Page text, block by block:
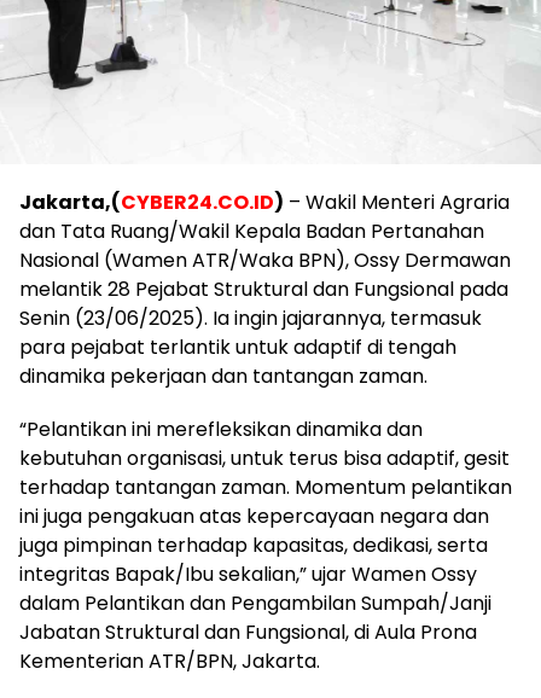
Jakarta,(CYBER24.CO.ID) – Wakil Menteri Agraria
dan Tata Ruang/Wakil Kepala Badan Pertanahan
Nasional (Wamen ATR/Waka BPN), Ossy Dermawan
melantik 28 Pejabat Struktural dan Fungsional pada
Senin (23/06/2025). Ia ingin jajarannya, termasuk
para pejabat terlantik untuk adaptif di tengah
dinamika pekerjaan dan tantangan zaman.
“Pelantikan ini merefleksikan dinamika dan
kebutuhan organisasi, untuk terus bisa adaptif, gesit
terhadap tantangan zaman. Momentum pelantikan
ini juga pengakuan atas kepercayaan negara dan
juga pimpinan terhadap kapasitas, dedikasi, serta
integritas Bapak/Ibu sekalian,” ujar Wamen Ossy
dalam Pelantikan dan Pengambilan Sumpah/Janji
Jabatan Struktural dan Fungsional, di Aula Prona
Kementerian ATR/BPN, Jakarta.